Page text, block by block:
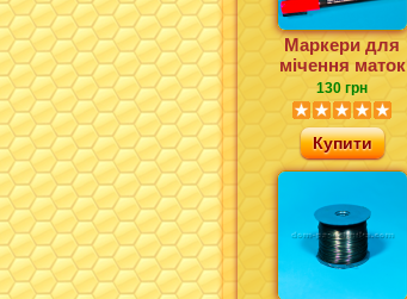
Маркери для
мічення маток
130 грн
Купити